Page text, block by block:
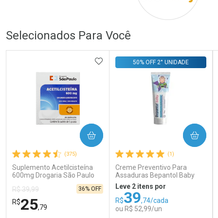
Por R$ 149,00/cada
Por R$ 149,00/cada
Selecionados Para Você
(375)
Suplemento Acetilcisteína
600mg Drogaria São Paulo
R$ 39,99
R$25,79
36% OFF
ADICIONAR AOS FAVORITOS
COMPRAR
(1)
Creme Preventivo Para
Assaduras Bepantol Baby
Toy Story Personagens
Sortidos 120g
50% OFF 2° UNIDADE
Leve 2 itens por
R$39,74/cada
ou R$ 52,99/un
COMPRAR